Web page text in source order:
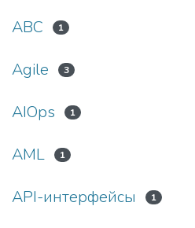
ABC 1
Agile 3
AIOps 1
AML 1
API-интерфейсы 1